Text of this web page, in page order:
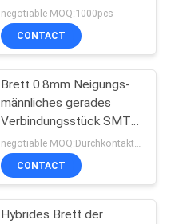
Goldblitz Posten
Phosphorpa9t
negotiable MOQ:1000pcs
CONTACT
Brett 0.8mm Neigungs-
männliches gerades
Verbindungsstück SMTs
PA9T UL94V-0, zum von
d-Art zu verschalen
CONTACT
Hybrides Brett der